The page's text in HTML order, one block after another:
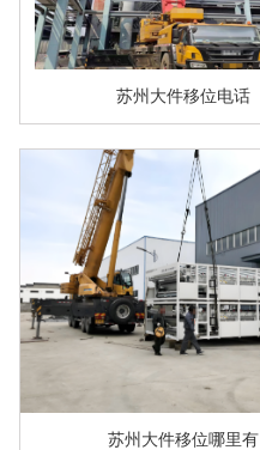
苏州大件移位电话
苏州大件移位哪里有